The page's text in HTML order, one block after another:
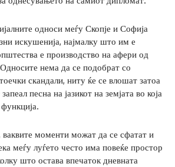
односи меѓу Скопје и Софија
искушенија, најмалку што им е
е производство на афери од
нема да се подобрат со
скандали, ниту ќе се влошат затоа
песна на јазикот на земјата во која
моменти можат да се сфатат и
меѓу луѓето често има повеќе простор
што остава впечаток дневната